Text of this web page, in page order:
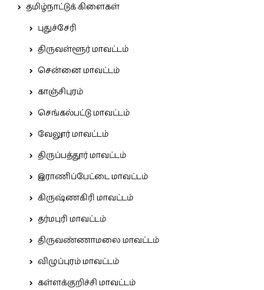
தமிழ்நாட்டுக் கிளைகள்
புதுச்சேரி
திருவள்ளூர் மாவட்டம்
சென்னை மாவட்டம்
காஞ்சிபுரம்
செங்கல்பட்டு மாவட்டம்
வேலூர் மாவட்டம்
திருப்பத்தூர் மாவட்டம்
இராணிப்பேட்டை மாவட்டம்
கிருஷ்ணகிரி மாவட்டம்
தர்மபுரி மாவட்டம்
திருவண்ணாமலை மாவட்டம்
விழுப்புரம் மாவட்டம்
கள்ளக்குறிச்சி மாவட்டம்